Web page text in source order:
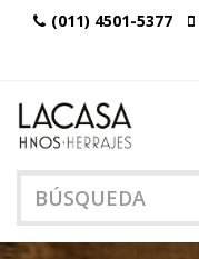
(011) 4501-5377